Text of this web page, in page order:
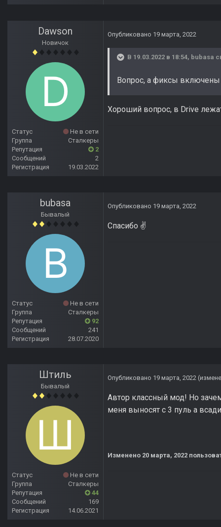
Dawson
Новичок
Статус
Не в сети
Группа
Сталкеры
Репутация
2
Сообщений
2
Регистрация
19.03.2022
Опубликовано 19 марта, 2022
В 19.03.2022 в 18:54, bubasa
Вопрос, а фиксы включены
Хороший вопрос, в Drive
bubasa
Бывалый
Статус
Не в сети
Группа
Сталкеры
Репутация
92
Сообщений
241
Регистрация
28.07.2020
Опубликовано 19 марта, 2022
Спасибо ✌️
Штиль
Бывалый
Статус
Не в сети
Группа
Сталкеры
Репутация
44
Сообщений
169
Регистрация
14.06.2021
Опубликовано 19 марта, 2022
Автор классный мод! Но
меня выносят с 3 пуль а
Изменено 20 марта, 2022